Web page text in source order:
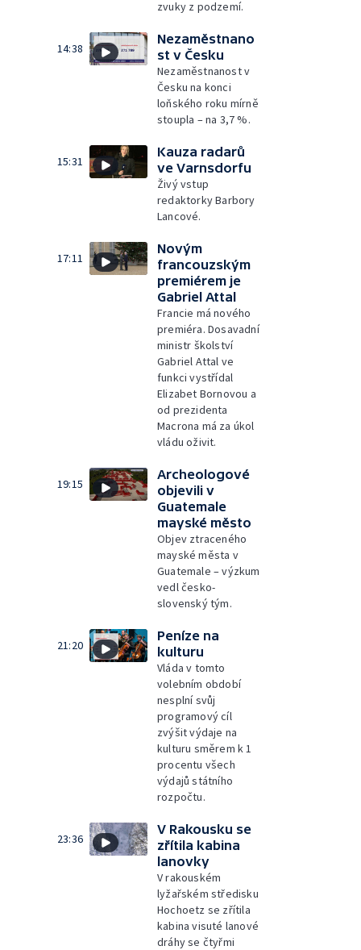
zvuky z podzemí.
14:38
Nezaměstnano
st v Česku
Nezaměstnanost v
Česku na konci
loňského roku mírně
stoupla – na 3,7 %.
15:31
Kauza radarů
ve Varnsdorfu
Živý vstup
redaktorky Barbory
Lancové.
17:11
Novým
francouzským
premiérem je
Gabriel Attal
Francie má nového
premiéra. Dosavadní
ministr školství
Gabriel Attal ve
funkci vystřídal
Elizabet Bornovou a
od prezidenta
Macrona má za úkol
vládu oživit.
19:15
Archeologové
objevili v
Guatemale
mayské město
Objev ztraceného
mayské města v
Guatemale – výzkum
vedl česko-
slovenský tým.
21:20
Peníze na
kulturu
Vláda v tomto
volebním období
nesplní svůj
programový cíl
zvýšit výdaje na
kulturu směrem k 1
procentu všech
výdajů státního
rozpočtu.
23:36
V Rakousku se
zřítila kabina
lanovky
V rakouském
lyžařském středisku
Hochoetz se zřítila
kabina visuté lanové
dráhy se čtyřmi